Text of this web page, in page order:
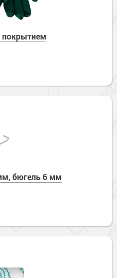
покрытием
бюгель 6 мм